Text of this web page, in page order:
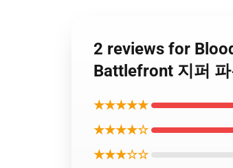
2 reviews for
Battlefront 지퍼 파
★★★★★
★★★★☆
★★★☆☆